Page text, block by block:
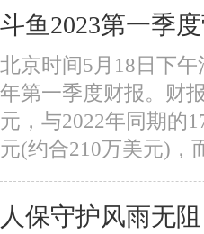
斗鱼2023第一季
北京时间5月18日下
年第一季度财报。财
元，与2022年同期的
元(约合210万美元)，
人保守护风雨无阻